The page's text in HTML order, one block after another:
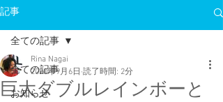
記事
全ての記事
お知らせ
全ての記事
巨大ダブルレインボーと
Rina Nagai
2020年9月6日 読了時間: 2分